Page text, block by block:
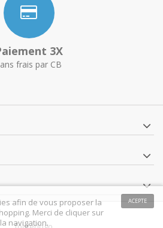
3X
frais par CB
ACEPTE
afin de vous proposer la
Merci de cliquer sur
navigation.